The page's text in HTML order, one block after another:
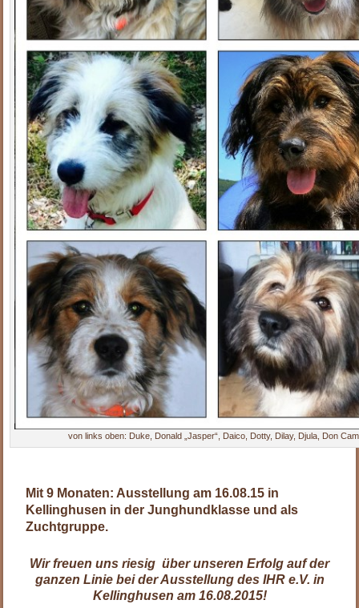
von links oben: Duke, Donald „Jasper“, Daico, Dotty, Dilay, Djula, Don
Mit 9 Monaten: Ausstellung am 16.08.15 in
Kellinghusen in der Junghundklasse und als
Zuchtgruppe.
Wir freuen uns riesig über unseren Erfolg auf der
ganzen Linie bei der Ausstellung des IHR e.V. in
Kellinghusen am 16.08.2015!